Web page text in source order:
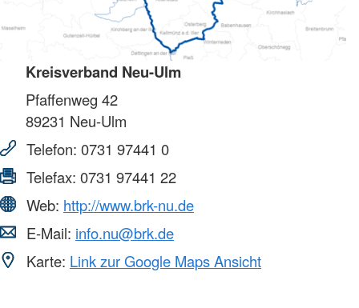
Kreisverband Neu-Ulm
Pfaffenweg 42
89231 Neu-Ulm
Telefon: 0731 97441 0
Telefax: 0731 97441 22
Web: http://www.brk-nu.de
E-Mail: info.nu@brk.de
Karte: Link zur Google Maps Ansicht